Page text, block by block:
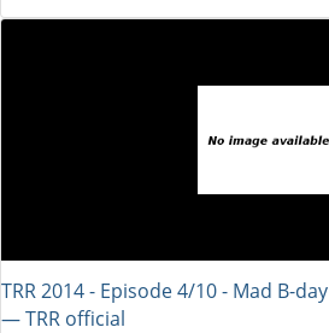
TRR 2014 - Episode 4/10 - Mad B-day
― TRR official